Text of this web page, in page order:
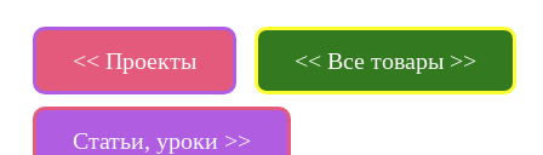
<< Проекты << Все товары >>
Статьи, уроки >>